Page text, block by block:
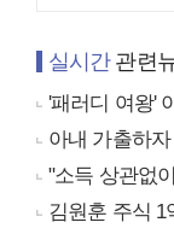
실시간관련
'패러디 여왕'
아내 가출하
"소득 상관없
김원훈 주식